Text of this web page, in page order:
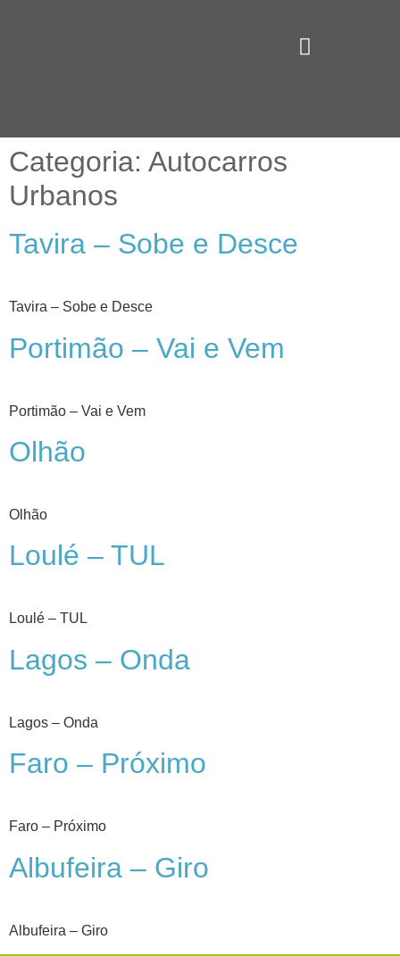
Categoria: Autocarros
Urbanos
Tavira – Sobe e Desce
Tavira – Sobe e Desce
Portimão – Vai e Vem
Portimão – Vai e Vem
Olhão
Olhão
Loulé – TUL
Loulé – TUL
Lagos – Onda
Lagos – Onda
Faro – Próximo
Faro – Próximo
Albufeira – Giro
Albufeira – Giro